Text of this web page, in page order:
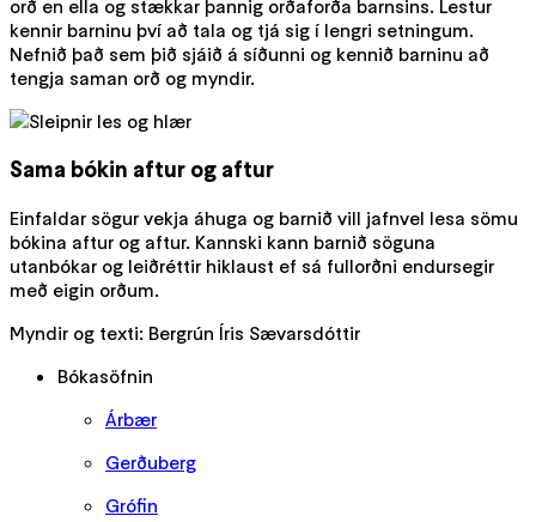
orð en ella og stækkar þannig orðaforða barnsins. Lestur
kennir barninu því að tala og tjá sig í lengri setningum.
Nefnið það sem þið sjáið á síðunni og kennið barninu að
tengja saman orð og myndir.
Sama bókin aftur og aftur
Einfaldar sögur vekja áhuga og barnið vill jafnvel lesa sömu
bókina aftur og aftur. Kannski kann barnið söguna
utanbókar og leiðréttir hiklaust ef sá fullorðni endursegir
með eigin orðum.
Myndir og texti: Bergrún Íris Sævarsdóttir
Bókasöfnin
Árbær
Gerðuberg
Grófin